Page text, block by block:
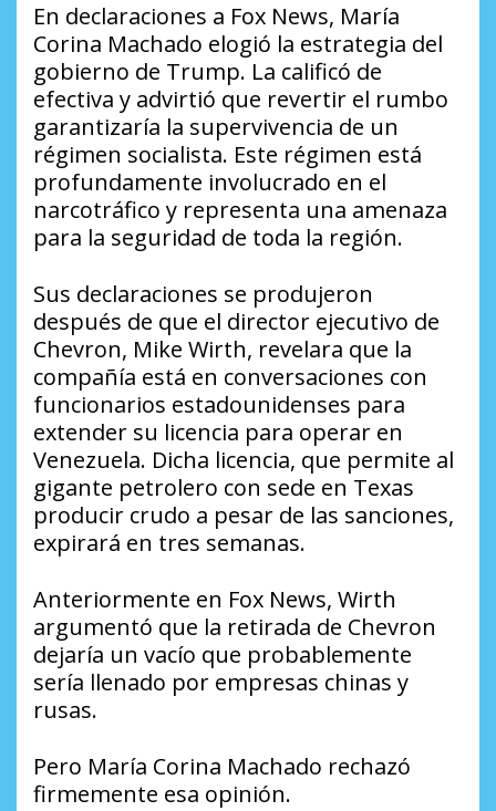
En declaraciones a Fox News, María
Corina Machado elogió la estrategia del
gobierno de Trump. La calificó de
efectiva y advirtió que revertir el rumbo
garantizaría la supervivencia de un
régimen socialista. Este régimen está
profundamente involucrado en el
narcotráfico y representa una amenaza
para la seguridad de toda la región.
Sus declaraciones se produjeron
después de que el director ejecutivo de
Chevron, Mike Wirth, revelara que la
compañía está en conversaciones con
funcionarios estadounidenses para
extender su licencia para operar en
Venezuela. Dicha licencia, que permite al
gigante petrolero con sede en Texas
producir crudo a pesar de las sanciones,
expirará en tres semanas.
Anteriormente en Fox News, Wirth
argumentó que la retirada de Chevron
dejaría un vacío que probablemente
sería llenado por empresas chinas y
rusas.
Pero María Corina Machado rechazó
firmemente esa opinión.